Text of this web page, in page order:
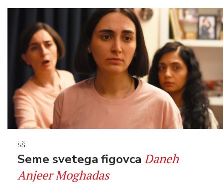
SŠ
Seme svetega figovca Daneh
Anjeer Moghadas